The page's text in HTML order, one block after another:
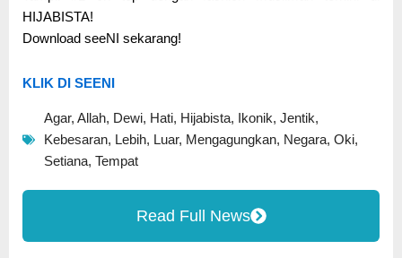
HIJABISTA!
Download seeNI sekarang!
KLIK DI SEENI
Agar, Allah, Dewi, Hati, Hijabista, Ikonik, Jentik,
Kebesaran, Lebih, Luar, Mengagungkan, Negara, Oki,
Setiana, Tempat
Read Full News